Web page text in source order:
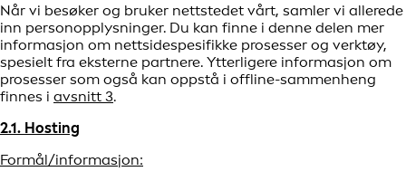
Når vi besøker og bruker nettstedet vårt, samler vi allerede
inn personopplysninger. Du kan finne i denne delen mer
informasjon om nettsidespesifikke prosesser og verktøy,
spesielt fra eksterne partnere. Ytterligere informasjon om
prosesser som også kan oppstå i offline-sammenheng
finnes i avsnitt 3.
2.1. Hosting
Formål/informasjon: